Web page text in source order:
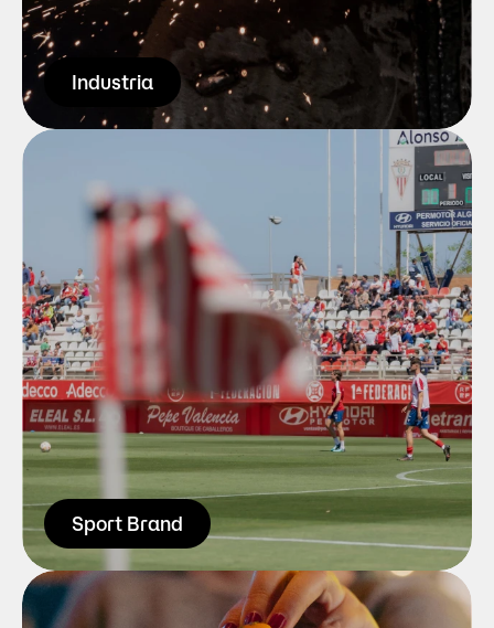
Cuando nos dijeron que teníamos chispa,
Sport Brand
No nos hemos tirado un triplazo con
esto. Y es que somos la agencia de
referencia de nuestra comarca en
cuanto a comunicación deportiva. Los
mayores goles los hemos metido en
servicios de diseño y audiovisual, pero si
quieres una nueva marca para tu equipo
de curling decirte que no nos vas a pillar
fuera de juego.
Saber más
Industria Saber más